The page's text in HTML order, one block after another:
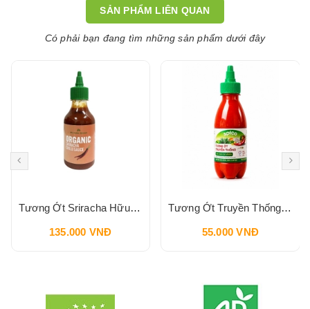
SẢN PHẨM LIÊN QUAN
Có phải bạn đang tìm những sản phẩm dưới đây
Tương Ớt Sriracha Hữu Cơ Pbfarm 230g
135.000 VNĐ
Tương Ớt Truyền Thống SPICO Sriracha Chilli Sauce 240g
55.000 VNĐ